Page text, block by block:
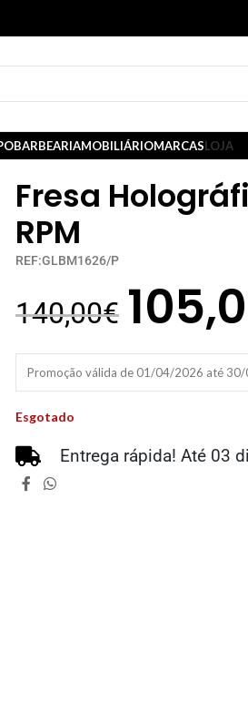
BARBEARIAMOBILIÁRIOMARCASLOJA
Fresa
RPM
REF:GLBM1626/P
140,00€
Promoção válida de 01/04/2026 até
Esgotado
Entrega rápida! Até 03